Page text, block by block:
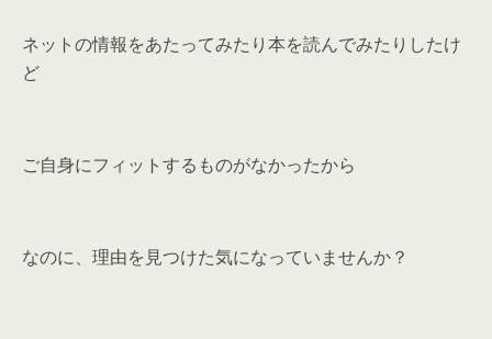
ネットの情報をあたってみたり本を読んでみたりしたけ
ど
ご自身にフィットするものがなかったから
なのに、理由を見つけた気になっていませんか？